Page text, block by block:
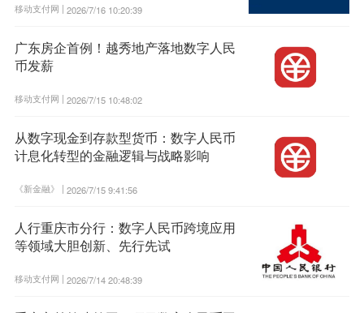
移动支付网 | 2026/7/16 10:20:39
广东房企首例！越秀地产落地数字人民
币发薪
移动支付网 | 2026/7/15 10:48:02
从数字现金到存款型货币：数字人民币
计息化转型的金融逻辑与战略影响
《新金融》 | 2026/7/15 9:41:56
人行重庆市分行：数字人民币跨境应用
等领域大胆创新、先行先试
移动支付网 | 2026/7/14 20:48:39